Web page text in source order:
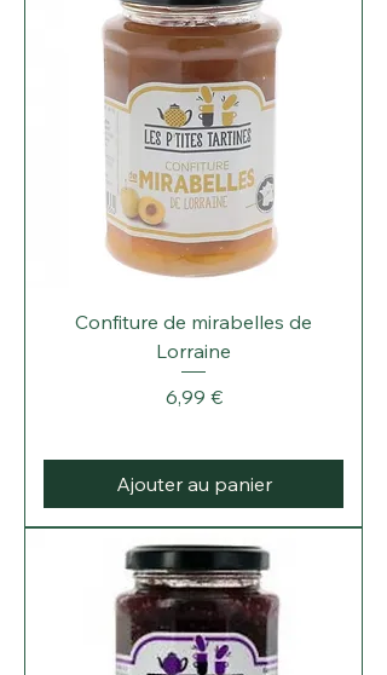
Confiture de mirabelles de
Lorraine
Prix
6,99 €
Ajouter au panier